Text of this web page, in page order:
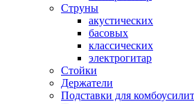
Струны
акустических
басовых
классических
электрогитар
Стойки
Держатели
Подставки для